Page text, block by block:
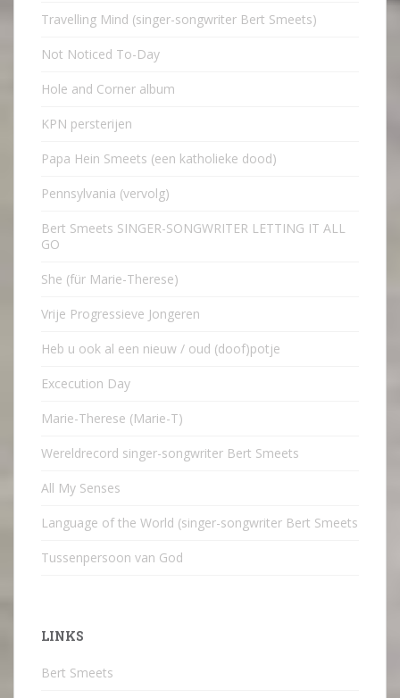
Travelling Mind (singer-songwriter Bert Smeets)
Not Noticed To-Day
Hole and Corner album
KPN persterijen
Papa Hein Smeets (een katholieke dood)
Pennsylvania (vervolg)
Bert Smeets SINGER-SONGWRITER LETTING IT ALL
GO
She (für Marie-Therese)
Vrije Progressieve Jongeren
Heb u ook al een nieuw / oud (doof)potje
Excecution Day
Marie-Therese (Marie-T)
Wereldrecord singer-songwriter Bert Smeets
All My Senses
Language of the World (singer-songwriter Bert Smeets
Tussenpersoon van God
LINKS
Bert Smeets